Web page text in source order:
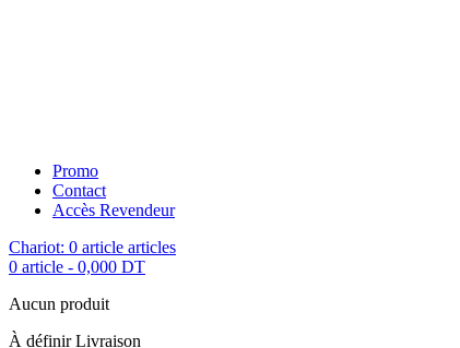
Promo
Contact
Accès Revendeur
Chariot: 0 article articles
0 article - 0,000 DT
Aucun produit
À définirLivraison